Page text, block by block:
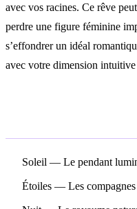
avec vos racines. Ce rêve
perdre une figure féminine
s’effondrer un idéal
avec votre dimension
Soleil — Le pendant
Étoiles — Les compagnes